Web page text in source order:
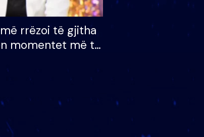
rrëzoi të gjitha
momentet më të
kur…